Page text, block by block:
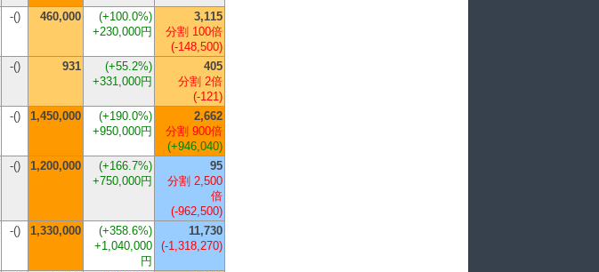
-() 460,000 (+100.0%)
+230,000円
3,115
分割 100倍
(-148,500)
-() 931 (+55.2%)
+331,000円
405
分割 2倍
(-121)
-() 1,450,000 (+190.0%)
+950,000円
2,662
分割 900倍
(+946,040)
-() 1,200,000 (+166.7%)
+750,000円
95
分割 2,500
倍
(-962,500)
-() 1,330,000 (+358.6%)
+1,040,000
円
11,730
(-1,318,270)